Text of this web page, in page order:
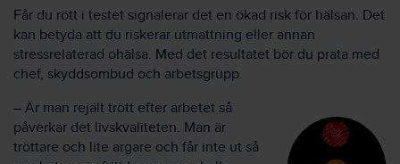
Får du rött i testet signalerar det en ökad risk för hälsan. Det
kan betyda att du riskerar utmattning eller annan
stressrelaterad ohälsa. Med det resultatet bör du prata med
chef, skyddsombud och arbetsgrupp.
– Är man rejält trött efter arbetet så
påverkar det livskvaliteten. Man är
tröttare och lite argare och får inte ut så